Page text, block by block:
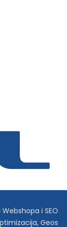
Webshopa iSEO
,Geos